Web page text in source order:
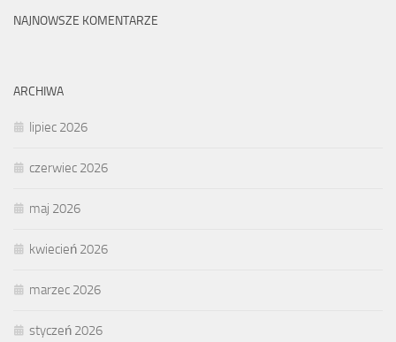
NAJNOWSZE KOMENTARZE
ARCHIWA
lipiec 2026
czerwiec 2026
maj 2026
kwiecień 2026
marzec 2026
styczeń 2026